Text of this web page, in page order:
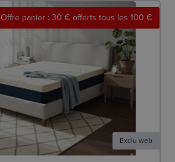
Offre panier : 30 € offerts tous les 100 €
Exclu web